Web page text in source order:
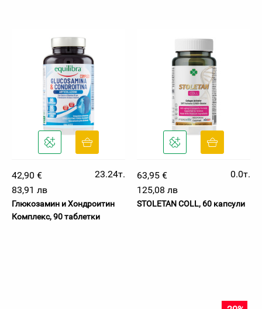
42,90 €
23.24т.
83,91 лв
Глюкозамин и Хондроитин
Комплекс, 90 таблетки
63,95 €
0.0т.
125,08 лв
STOLETAN COLL, 60 капсули